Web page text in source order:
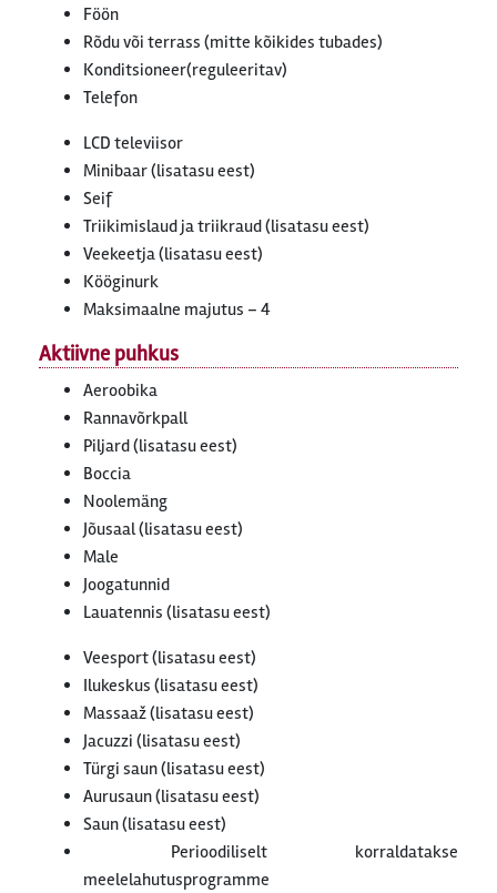
Föön
Rõdu või terrass (mitte kõikides tubades)
Konditsioneer(reguleeritav)
Telefon
LCD televiisor
Minibaar (lisatasu eest)
Seif
Triikimislaud ja triikraud (lisatasu eest)
Veekeetja (lisatasu eest)
Kööginurk
Maksimaalne majutus – 4
Aktiivne puhkus
Aeroobika
Rannavõrkpall
Piljard (lisatasu eest)
Boccia
Noolemäng
Jõusaal (lisatasu eest)
Male
Joogatunnid
Lauatennis (lisatasu eest)
Veesport (lisatasu eest)
Ilukeskus (lisatasu eest)
Massaaž (lisatasu eest)
Jacuzzi (lisatasu eest)
Türgi saun (lisatasu eest)
Aurusaun (lisatasu eest)
Saun (lisatasu eest)
Perioodiliselt korraldatakse
meelelahutusprogramme